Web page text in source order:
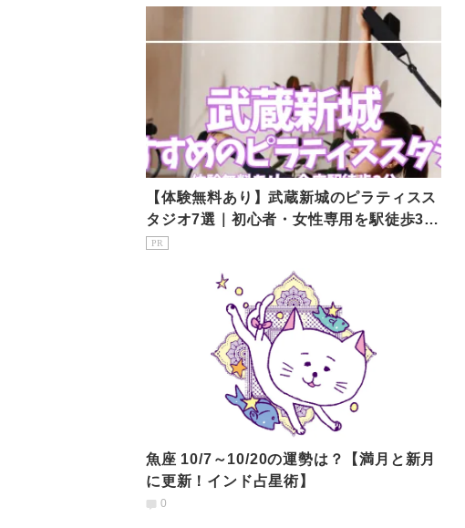
【体験無料あり】武蔵新城のピラティスス
タジオ7選｜初心者・女性専用を駅徒歩3分
で比較
PR
魚座 10/7～10/20の運勢は？【満月と新月
に更新！インド占星術】
0